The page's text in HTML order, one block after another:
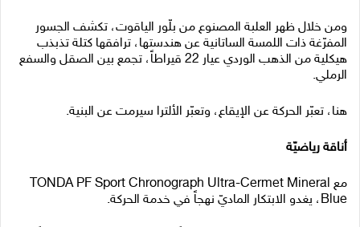
ومن خلال ظهر العلبة المصنوع من بلّور الياقوت، تكشف الجسور
المفرّغة ذات اللمسة الساتانية عن هندستها، ترافقها كتلة تذبذب
هيكلية من الذهب الوردي عيار 22 قيراطاً، تجمع بين الصقل والسفع
الرملي.
هنا، تعبّر الحركة عن الإيقاع، وتعبّر الألترا سيرمت عن البنية.
أناقة رياضيّة
مع TONDA PF Sport Chronograph Ultra-Cermet Mineral
Blue، يغدو الابتكار الماديّ نهجاً في خدمة الحركة.